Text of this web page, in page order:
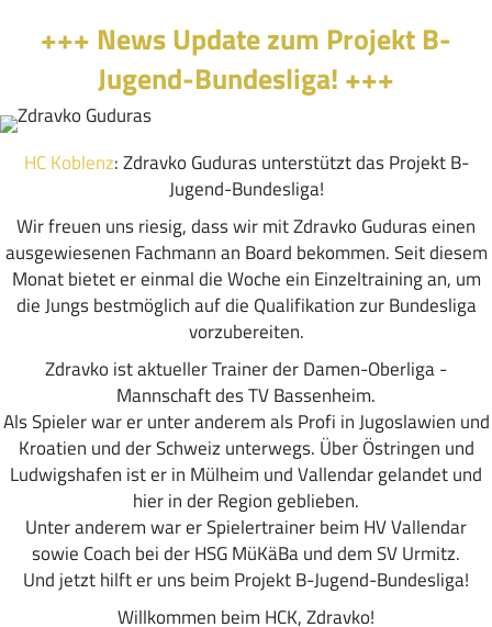
+++ News Update zum Projekt B-
Jugend-Bundesliga! +++
HC Koblenz: Zdravko Guduras unterstützt das Projekt B-
Jugend-Bundesliga!
Wir freuen uns riesig, dass wir mit Zdravko Guduras einen
ausgewiesenen Fachmann an Board bekommen. Seit diesem
Monat bietet er einmal die Woche ein Einzeltraining an, um
die Jungs bestmöglich auf die Qualifikation zur Bundesliga
vorzubereiten.
Zdravko ist aktueller Trainer der Damen-Oberliga -
Mannschaft des TV Bassenheim.
Als Spieler war er unter anderem als Profi in Jugoslawien und
Kroatien und der Schweiz unterwegs. Über Östringen und
Ludwigshafen ist er in Mülheim und Vallendar gelandet und
hier in der Region geblieben.
Unter anderem war er Spielertrainer beim HV Vallendar
sowie Coach bei der HSG MüKäBa und dem SV Urmitz.
Und jetzt hilft er uns beim Projekt B-Jugend-Bundesliga!
Willkommen beim HCK, Zdravko!